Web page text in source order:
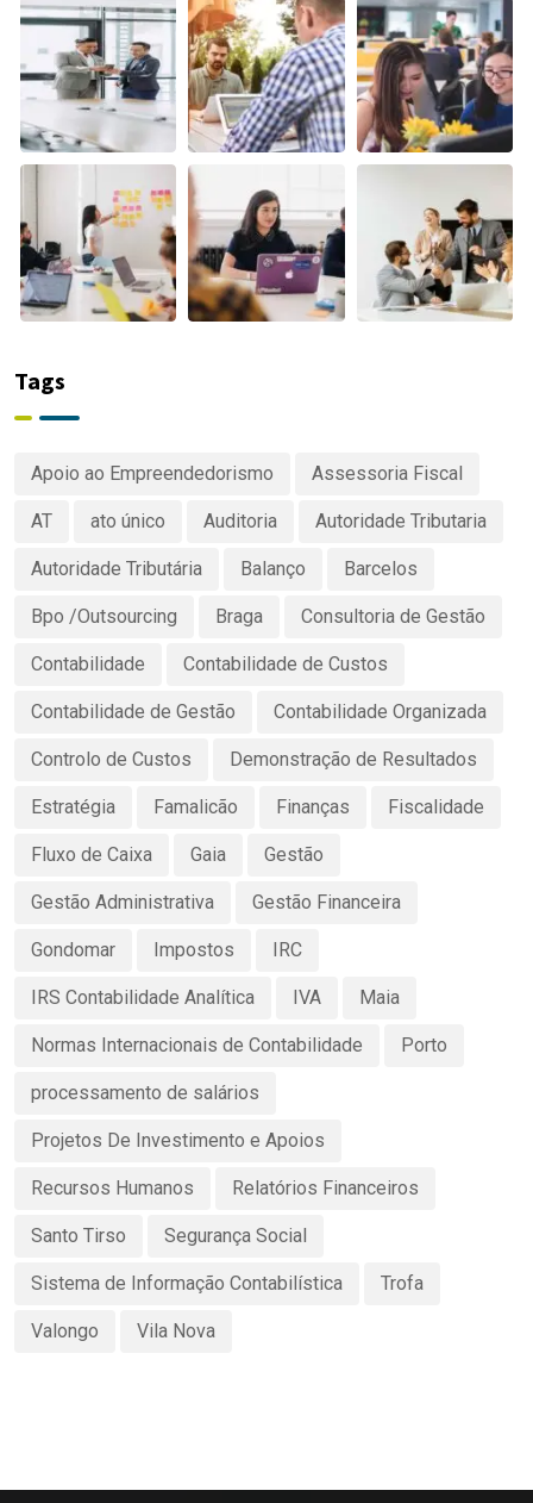
Tags
Apoio ao Empreendedorismo Assessoria Fiscal
AT ato único Auditoria Autoridade Tributaria
Autoridade Tributária Balanço Barcelos
Bpo /Outsourcing Braga Consultoria de Gestão
Contabilidade Contabilidade de Custos
Contabilidade de Gestão Contabilidade Organizada
Controlo de Custos Demonstração de Resultados
Estratégia Famalicão Finanças Fiscalidade
Fluxo de Caixa Gaia Gestão
Gestão Administrativa Gestão Financeira
Gondomar Impostos IRC
IRS Contabilidade Analítica IVA Maia
Normas Internacionais de Contabilidade Porto
processamento de salários
Projetos De Investimento e Apoios
Recursos Humanos Relatórios Financeiros
Santo Tirso Segurança Social
Sistema de Informação Contabilística Trofa
Valongo Vila Nova